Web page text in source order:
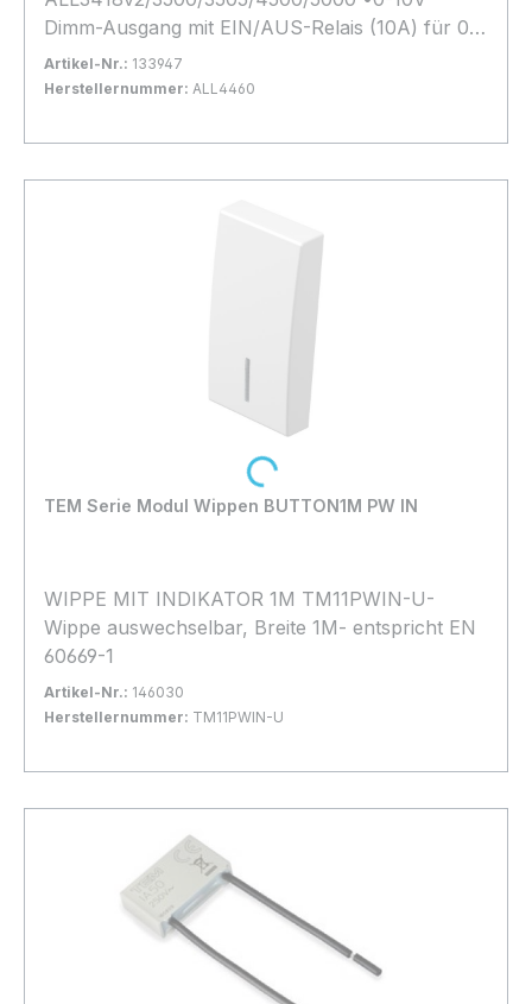
Dimm-Ausgang mit EIN/AUS-Relais (10A) für 0-
10V Netzteile •Aluminiumgehäuse mit Lasche zur
Wandbefestigung •Anschlüsse: 1x RJ45 Eingang
ALL3000/400x)
Artikel-Nr.: 133947
Herstellernummer: ALL4460
In den Warenkorb
TEM Serie Modul Wippen BUTTON1M PW IN
WIPPE MIT INDIKATOR 1M TM11PWIN-U-
Wippe auswechselbar, Breite 1M- entspricht EN
60669-1
Artikel-Nr.: 146030
Herstellernummer: TM11PWIN-U
In den Warenkorb
Loading...